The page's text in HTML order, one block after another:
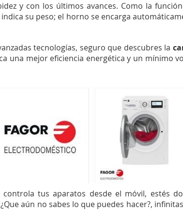
y con los últimos avances. Como la
su peso; el horno se encarga
tecnologías, seguro que descubres la
una mejor eficiencia energética y un mínimo
tus aparatos desde el móvil, estés
aún no sabes lo que puedes hacer?,